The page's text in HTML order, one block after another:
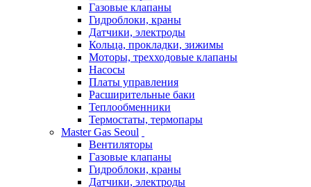
Газовые клапаны
Гидроблоки, краны
Датчики, электроды
Кольца, прокладки, зижимы
Моторы, трехходовые клапаны
Насосы
Платы управления
Расширительные баки
Теплообменники
Термостаты, термопары
Master Gas Seoul
Вентиляторы
Газовые клапаны
Гидроблоки, краны
Датчики, электроды